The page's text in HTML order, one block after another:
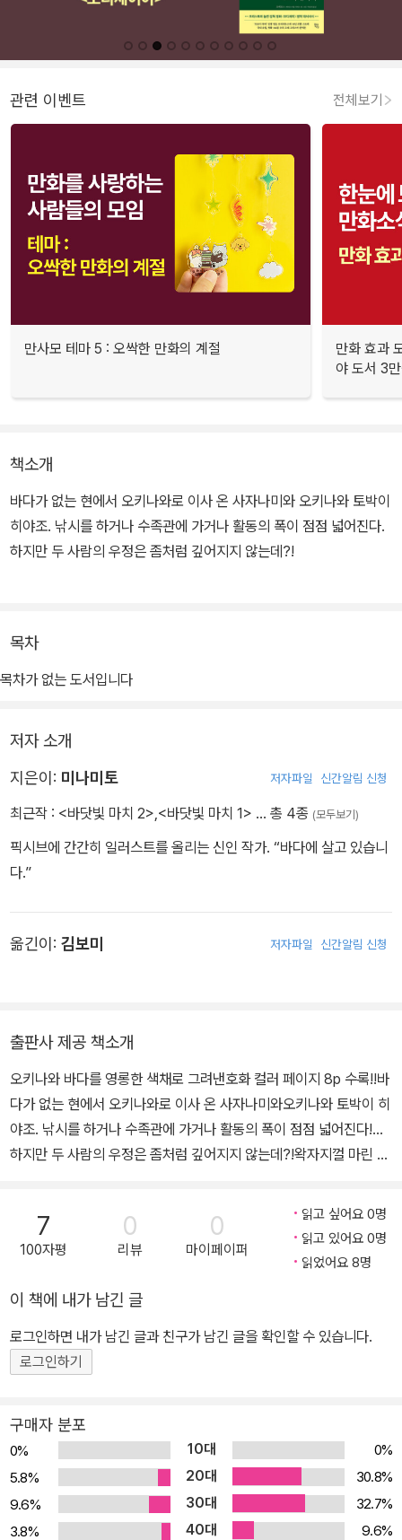
관련 이벤트 전체보기
만사모 테마 5 : 오싹한 만화의 계절
만화 효과
야 도서 3
책소개
바다가 없는 현에서 오키나와로 이사 온 사자나미와 오키나와 토박이
히야조. 낚시를 하거나 수족관에 가거나 활동의 폭이 점점 넓어진다.
하지만 두 사람의 우정은 좀처럼 깊어지지 않는데?!
목차
목차가 없는 도서입니다
저자 소개
지은이: 미나미토 저자파일 신간알림 신청
최근작 : <바닷빛 마치 2> <바닷빛 마치 1> … 총 4종 (모두보기)
픽시브에 간간히 일러스트를 올리는 신인 작가. “바다에 살고 있습니
다.”
옮긴이: 김보미 저자파일 신간알림 신청
출판사 제공 책소개
오키나와 바다를 영롱한 색채로 그려낸호화 컬러 페이지 8p 수록!!바
다가 없는 현에서 오키나와로 이사 온 사자나미와오키나와 토박이 히
야조. 낚시를 하거나 수족관에 가거나 활동의 폭이 점점 넓어진다!…
하지만 두 사람의 우정은 좀처럼 깊어지지 않는데?!왁자지껄 마린 코
7
100자평
0
리뷰
0
마이페이퍼
읽고 싶어요 0명
읽고 있어요 0명
읽었어요 8명
이 책에 내가 남긴 글
로그인하면 내가 남긴 글과 친구가 남긴 글을 확인할 수 있습니다.
로그인하기
구매자 분포
0% 10대
0%
5.8%
20대
30.8%
9.6%
30대
32.7%
3.8%
40대 9.6%